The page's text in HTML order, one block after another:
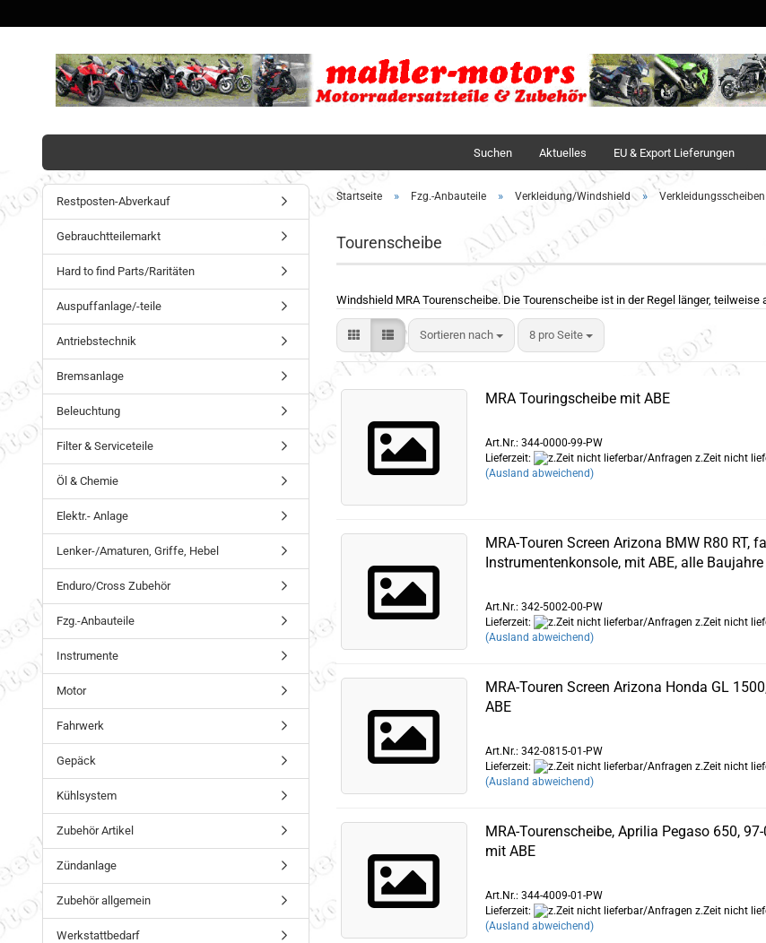
Suchen Aktuelles EU & Export Lieferungen
Startseite » Fzg.-Anbauteile » Verkleidung/Windshield » Verkleidungsscheiben
Tourenscheibe
Windshield MRA Tourenscheibe. Die Tourenscheibe ist in der Regel länger,
Sortieren nach 8 pro Seite
MRA Touringscheibe mit ABE
Art.Nr.: 344-0000-99-PW
Lieferzeit:
z.Zeit nicht
(Ausland abweichend)
MRA-Touren Screen Arizona BMW R80 RT,
Instrumentenkonsole, mit ABE, alle Baujahre
Art.Nr.: 342-5002-00-PW
Lieferzeit:
z.Zeit nicht
(Ausland abweichend)
MRA-Touren Screen Arizona Honda GL
ABE
Art.Nr.: 342-0815-01-PW
Lieferzeit:
z.Zeit nicht
(Ausland abweichend)
MRA-Tourenscheibe, Aprilia Pegaso 650,
mit ABE
Art.Nr.: 344-4009-01-PW
Lieferzeit:
z.Zeit nicht
(Ausland abweichend)
Restposten-Abverkauf
Gebrauchtteilemarkt
Hard to find Parts/Raritäten
Auspuffanlage/-teile
Antriebstechnik
Bremsanlage
Beleuchtung
Filter & Serviceteile
Öl & Chemie
Elektr.- Anlage
Lenker-/Amaturen, Griffe, Hebel
Enduro/Cross Zubehör
Fzg.-Anbauteile
Instrumente
Motor
Fahrwerk
Gepäck
Kühlsystem
Zubehör Artikel
Zündanlage
Zubehör allgemein
Werkstattbedarf